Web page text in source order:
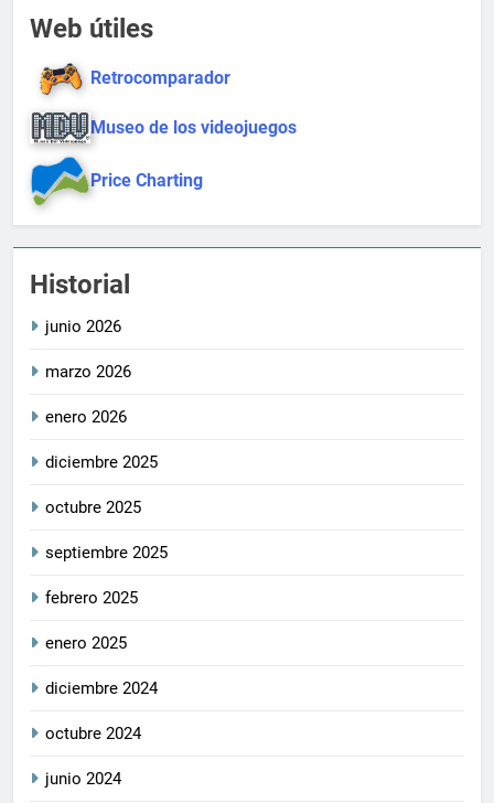
Web útiles
Retrocomparador
Museo de los videojuegos
Price Charting
Historial
junio 2026
marzo 2026
enero 2026
diciembre 2025
octubre 2025
septiembre 2025
febrero 2025
enero 2025
diciembre 2024
octubre 2024
junio 2024